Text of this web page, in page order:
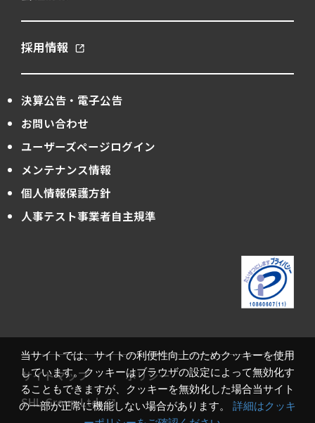
当サイトでは、サイトの利便性向上のためクッキーを使用
しています。クッキーはブラウザの設定によって無効化す
ることもできますが、クッキーを無効化した場合当サイト
の一部が正常に機能しない場合があります。
詳細はクッキ
採用情報
決算公告・電子公告
お問い合わせ
ユーザーズページログイン
メンテナンス情報
個人情報保護方針
人事テスト事業者自主規準
サイトマップ
ポリシー
SHL Group Ltd.